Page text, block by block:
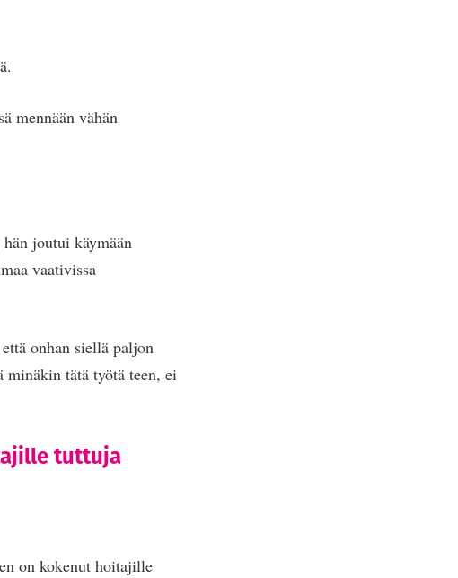
mennään vähän
joutui käymään
vaativissa
onhan siellä paljon
minäkin tätä työtä teen, ei
tuttuja
on kokenut hoitajille